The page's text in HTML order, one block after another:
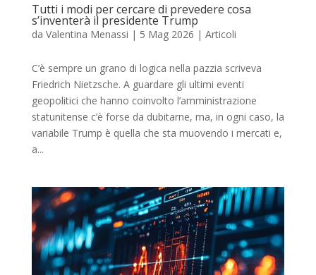
Tutti i modi per cercare di prevedere cosa
s’inventerà il presidente Trump
da Valentina Menassi | 5 Mag 2026 | Articoli
C’è sempre un grano di logica nella pazzia scriveva
Friedrich Nietzsche. A guardare gli ultimi eventi
geopolitici che hanno coinvolto l’amministrazione
statunitense c’è forse da dubitarne, ma, in ogni caso, la
variabile Trump è quella che sta muovendo i mercati e,
a...